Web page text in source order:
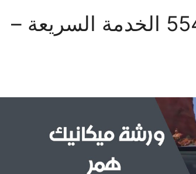
ورشة ميكانيك همر 55445363 الخدمة السريعة –